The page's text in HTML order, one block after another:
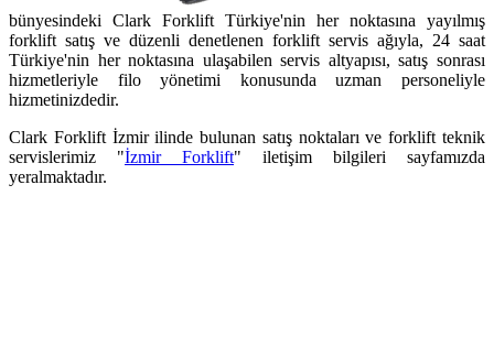
bünyesindeki Clark Forklift Türkiye'nin her noktasına yayılmış
forklift satış ve düzenli denetlenen forklift servis ağıyla, 24 saat
Türkiye'nin her noktasına ulaşabilen servis altyapısı, satış sonrası
hizmetleriyle filo yönetimi konusunda uzman personeliyle
hizmetinizdedir.
Clark Forklift İzmir ilinde bulunan satış noktaları ve forklift teknik
servislerimiz "İzmir Forklift" iletişim bilgileri sayfamızda
yeralmaktadır.